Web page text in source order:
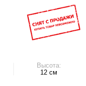
Высота:
12 см